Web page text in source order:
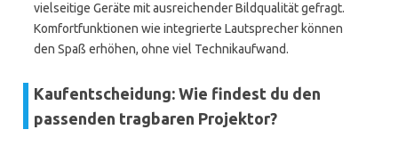
vielseitige Geräte mit ausreichender Bildqualität gefragt.
Komfortfunktionen wie integrierte Lautsprecher können
den Spaß erhöhen, ohne viel Technikaufwand.
Kaufentscheidung: Wie findest du den
passenden tragbaren Projektor?